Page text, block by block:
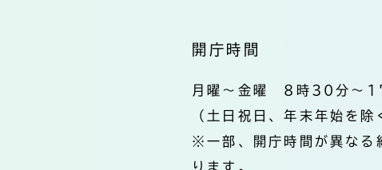
開庁時間
月曜～金曜 8時30分～
（土日祝日、年末年始を除
※一部、開庁時間が異なる
ります。